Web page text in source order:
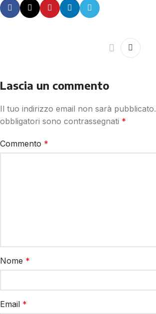
Lascia un commento
Il tuo indirizzo email non sarà pubblicato.
obbligatori sono contrassegnati *
Commento *
Nome *
Email *